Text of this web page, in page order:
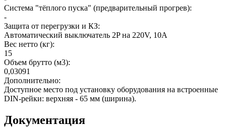
Система "тёплого пуска" (предварительный прогрев):
-
Защита от перегрузки и КЗ:
Автоматический выключатель 2P на 220V, 10A
Вес нетто (кг):
15
Объем брутто (м3):
0,03091
Дополнительно:
Доступное место под установку оборудования на встроенные
DIN-рейки: верхняя - 65 мм (ширина).
Документация